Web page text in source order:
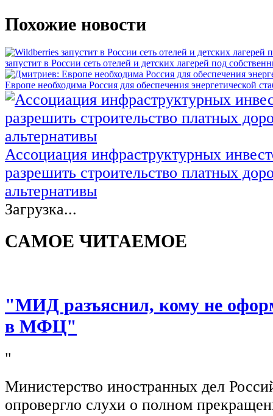
Похожие новости
запустит в России сеть отелей и детских лагерей под
Европе необходима Россия для обеспечения энергетической
Ассоциация инфраструктурных
разрешить строительство платных
альтернативы
Загрузка...
САМОЕ ЧИТАЕМОЕ
"МИД разъяснил, кому не
в МФЦ"
"
Министерство иностранных дел
опровергло слухи о полном